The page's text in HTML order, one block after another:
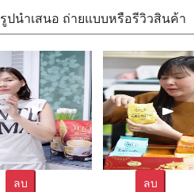
รูปนำเสนอ ถ่ายแบบหรือรีวิวสินค้า
ลบ ลบ